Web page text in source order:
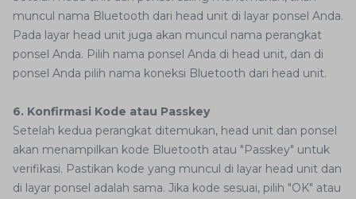
muncul nama Bluetooth dari head unit di layar ponsel Anda.
Pada layar head unit juga akan muncul nama perangkat
ponsel Anda. Pilih nama ponsel Anda di head unit, dan di
ponsel Anda pilih nama koneksi Bluetooth dari head unit.
6. Konfirmasi Kode atau Passkey
Setelah kedua perangkat ditemukan, head unit dan ponsel
akan menampilkan kode Bluetooth atau "Passkey" untuk
verifikasi. Pastikan kode yang muncul di layar head unit dan
di layar ponsel adalah sama. Jika kode sesuai, pilih "OK" atau